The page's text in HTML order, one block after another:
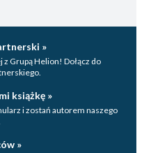
»
z Grupą Helion! Dołącz do
książkę »
i zostań autorem naszego
»